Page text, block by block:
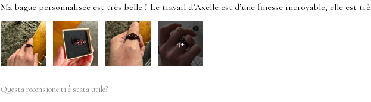
Ma bague personnalisée est très belle ! Le travail d’Axelle est d’une finesse incroyable, elle est
4+
Questa recensione ti è stata utile?